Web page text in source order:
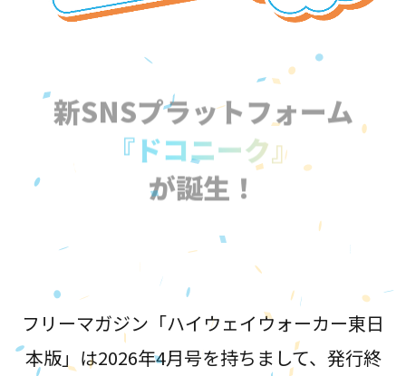
新SNSプラットフォーム
『ドコニーク』
が誕生！
フリーマガジン「ハイウェイウォーカー東日
本版」は2026年4月号を持ちまして、発行終